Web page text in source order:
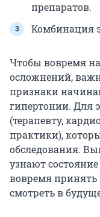
препаратов.
Комбинация
Чтобы вовремя
осложнений,
признаки
гипертонии. Для
(терапевту,
практики),
обследования.
узнают
вовремя принять
смотреть в